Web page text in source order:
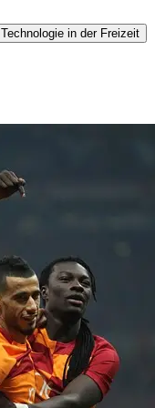
Technologie in der Freizeit